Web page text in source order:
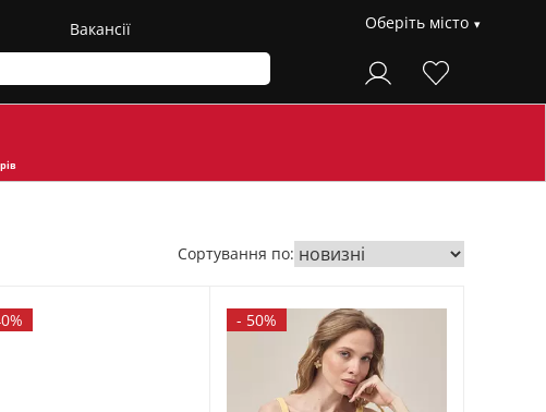
Вакансії Оберіть місто
Сортування по:
- 50%